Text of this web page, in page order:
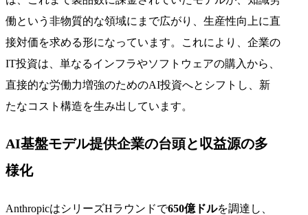
働という非物質的な領域にまで広がり、生産性向上に直
接対価を求める形になっています。これにより、企業の
IT投資は、単なるインフラやソフトウェアの購入から、
直接的な労働力増強のためのAI投資へとシフトし、新
たなコスト構造を生み出しています。
AI基盤モデル提供企業の台頭と収益源の多
様化
AnthropicはシリーズHラウンドで650億ドルを調達し、